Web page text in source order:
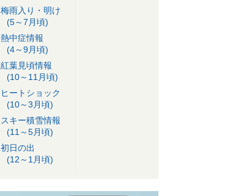
梅雨入り・明け
(5～7月頃)
熱中症情報
(4～9月頃)
紅葉見頃情報
(10～11月頃)
ヒートショック
(10～3月頃)
スキー積雪情報
(11～5月頃)
初日の出
(12～1月頃)